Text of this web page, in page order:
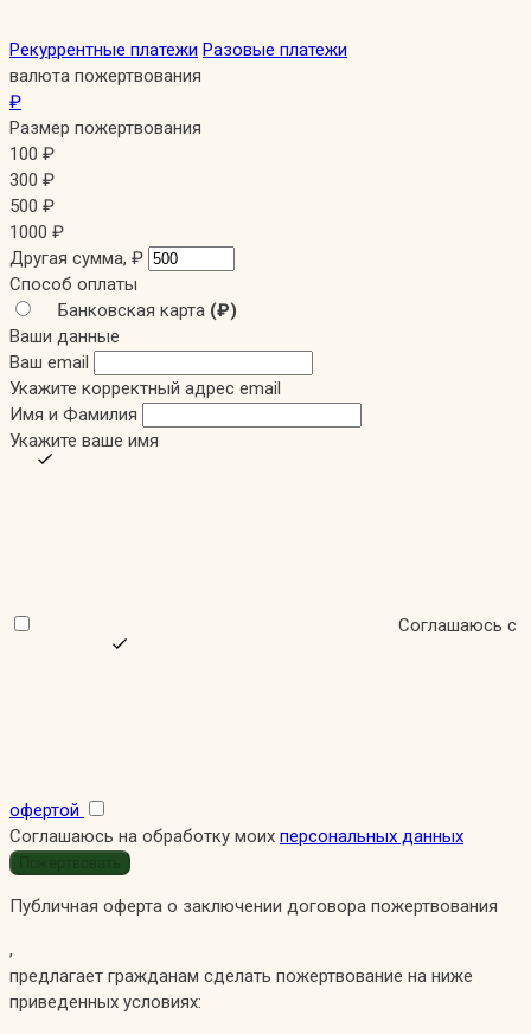
Рекуррентные платежи Разовые платежи
валюта пожертвования
₽
Размер пожертвования
100 ₽
300 ₽
500 ₽
1000 ₽
Другая сумма, ₽
Способ оплаты
Банковская карта (₽)
Ваши данные
Ваш email
Укажите корректный адрес email
Имя и Фамилия
Укажите ваше имя
Соглашаюсь с
офертой
Соглашаюсь на обработку моих персональных данных
Публичная оферта о заключении договора пожертвования
,
предлагает гражданам сделать пожертвование на ниже
приведенных условиях: